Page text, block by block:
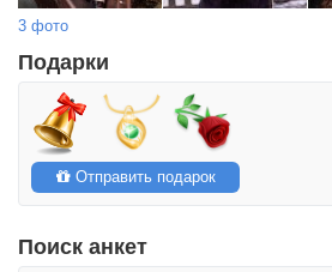
3 фото
Подарки
Отправить подарок
Поиск анкет